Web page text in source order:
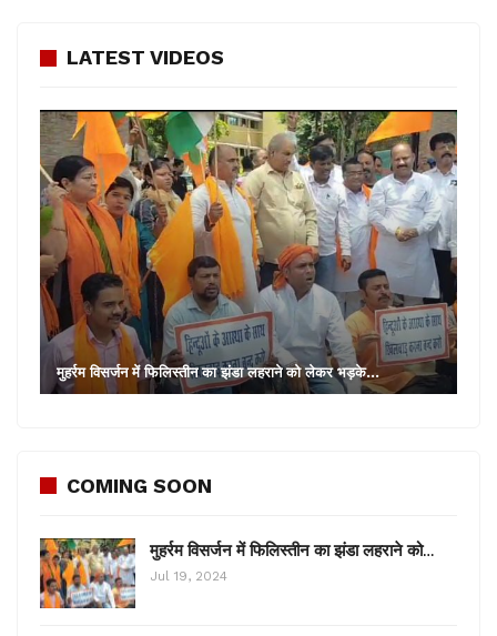
LATEST VIDEOS
मुहर्रम विसर्जन में फिलिस्तीन का झंडा लहराने को लेकर भड़के…
COMING SOON
मुहर्रम विसर्जन में फिलिस्तीन का झंडा लहराने को…
Jul 19, 2024